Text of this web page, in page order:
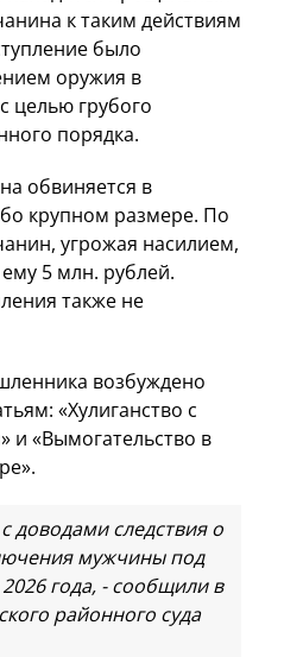
к таким действиям
было
оружия в
целью грубого
порядка.
обвиняется в
крупном размере. По
угрожая насилием,
5 млн. рублей.
также не
возбуждено
«Хулиганство с
и «Вымогательство в
доводами следствия о
мужчины под
года, - сообщили в
районного суда